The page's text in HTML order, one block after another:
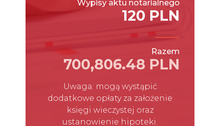
Wypisy aktu notarialnego
120 PLN
Razem
700,806.48 PLN
Uwaga: mogą wystąpić
dodatkowe opłaty za założenie
księgi wieczystej oraz
ustanowienie hipoteki.